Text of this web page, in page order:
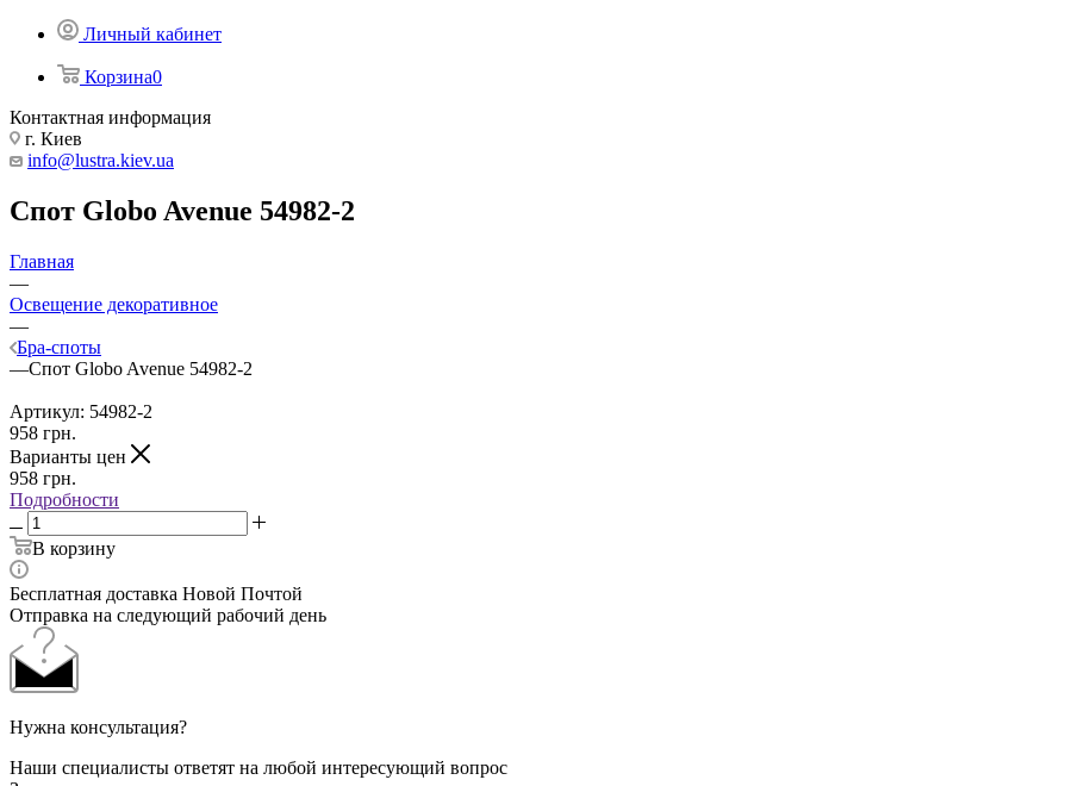
Личный кабинет
Корзина0
Контактная информация
г. Киев
info@lustra.kiev.ua
Спот Globo Avenue 54982-2
Главная
—
Освещение декоративное
—
Бра-споты
—Спот Globo Avenue 54982-2
Артикул: 54982-2
958 грн.
Варианты цен
958 грн.
Подробности
В корзину
Бесплатная доставка Новой Почтой
Отправка на следующий рабочий день
Нужна консультация?
Наши специалисты ответят на любой интересующий вопрос